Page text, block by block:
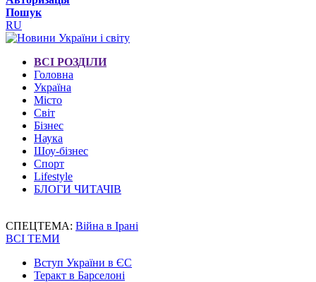
Пошук
RU
ВСІ РОЗДІЛИ
Головна
Україна
Місто
Світ
Бізнес
Наука
Шоу-бізнес
Спорт
Lifestyle
БЛОГИ ЧИТАЧІВ
СПЕЦТЕМА: Війна в Ірані
ВСІ ТЕМИ
Вступ України в ЄС
Теракт в Барселоні